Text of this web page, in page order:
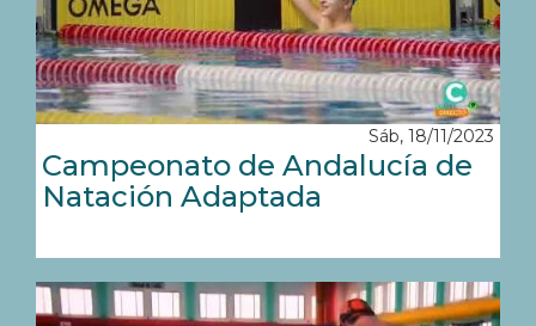
Sáb, 18/11/2023
Campeonato de Andalucía de
Natación Adaptada